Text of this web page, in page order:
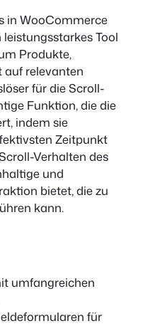
in WooCommerce
Tool
Produkte,
auf relevanten
für die Scroll-
Funktion, die die
indem sie
Zeitpunkt
Verhalten des
und
bietet, die zu
kann.
umfangreichen
für